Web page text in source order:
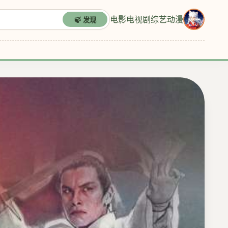
🍃 发现 电影电视剧 综艺动漫